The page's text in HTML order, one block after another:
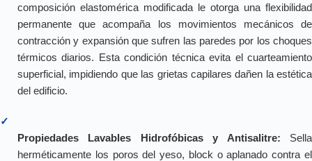
composición elastomérica modificada le otorga una flexibilidad
permanente que acompaña los movimientos mecánicos de
contracción y expansión que sufren las paredes por los choques
térmicos diarios. Esta condición técnica evita el cuarteamiento
superficial, impidiendo que las grietas capilares dañen la estética
del edificio.
✓
Propiedades Lavables Hidrofóbicas y Antisalitre: Sella
herméticamente los poros del yeso, block o aplanado contra el